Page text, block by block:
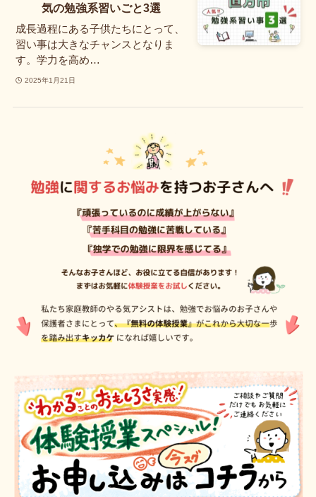
気の勉強系習いごと3選
成長過程にある子供たちにとって、
習い事は大きなチャンスとなりま
す。学力を高め…
2025年1月21日